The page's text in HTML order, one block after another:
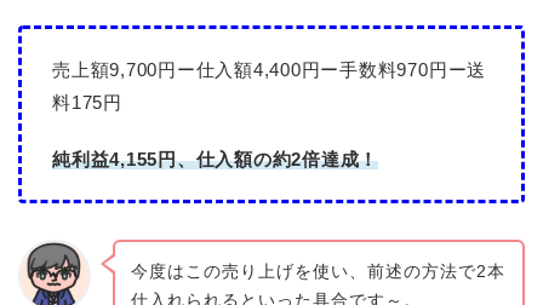
売上額9,700円ー仕入額4,400円ー手数料970円ー送
料175円
純利益4,155円、仕入額の約2倍達成！
今度はこの売り上げを使い、前述の方法で2本
仕入れられるといった具合です～。